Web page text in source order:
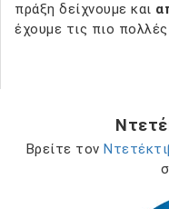
πράξη δείχνουμε και
έχουμε τις πιο
Βρείτε τον